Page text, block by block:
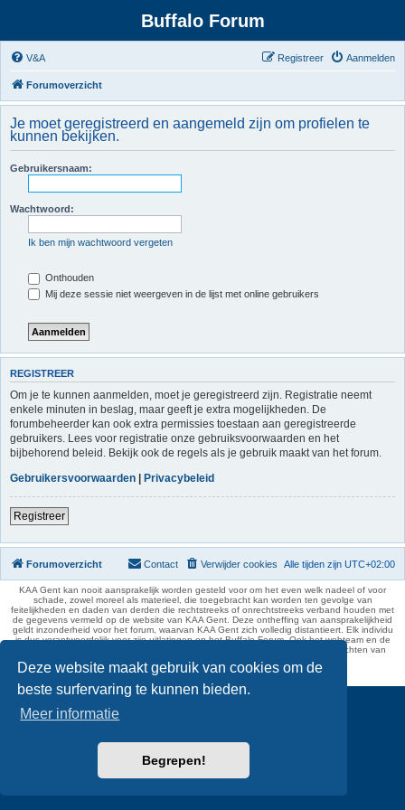
Deze website maakt gebruik van cookies om de
beste surfervaring te kunnen bieden.
Meer informatie
Begrepen!
Buffalo Forum
V&A Aanmelden
Registreer
Forumoverzicht
Je moet geregistreerd en aangemeld zijn om profielen te
kunnen bekijken.
Gebruikersnaam:
Wachtwoord:
Ik ben mijn wachtwoord vergeten
Onthouden
Mij deze sessie niet weergeven in de lijst met online gebruikers
REGISTREER
Om je te kunnen aanmelden, moet je geregistreerd zijn. Registratie neemt
enkele minuten in beslag, maar geeft je extra mogelijkheden. De
forumbeheerder kan ook extra permissies toestaan aan geregistreerde
gebruikers. Lees voor registratie onze gebruiksvoorwaarden en het
bijbehorend beleid. Bekijk ook de regels als je gebruik maakt van het forum.
Gebruikersvoorwaarden | Privacybeleid
Registreer
Forumoverzicht Alle tijden zijn UTC+02:00
Verwijder cookies
Contact
KAA Gent kan nooit aansprakelijk worden gesteld voor om het even welk nadeel of voor
schade, zowel moreel als materieel, die toegebracht kan worden ten gevolge van
feitelijkheden en daden van derden die rechtstreeks of onrechtstreeks verband houden met
de gegevens vermeld op de website van KAA Gent. Deze ontheffing van aansprakelijkheid
geldt inzonderheid voor het forum, waarvan KAA Gent zich volledig distantieert. Elk individu
is dus verantwoordelijk voor zijn uitlatingen op het Buffalo Forum. Ook het webteam en de
moderators kunnen niet aansprakelijk gesteld worden voor de inhoud van berichten van
phpBB Two Factor Authentication ©paul999